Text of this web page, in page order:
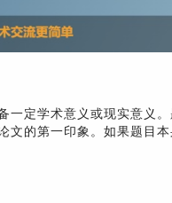
一定学术意义或现实意义
文的第一印象。如果题目